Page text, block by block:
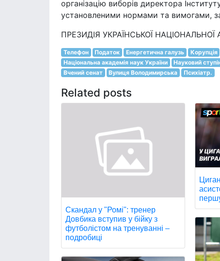
організацію виборів директора
установленими нормами та вимогами,
ПРЕЗИДІЯ УКРАЇНСЬКОЇ НАЦІОНАЛЬНОЇ
Телефон Податок Енергетична галузь Корупція
Національна академія наук України
Науковий
Вчений сенат
Вулиця Володимирська Психіатр.
Related posts
Скандал у "Ромі": тренер
Довбика вступив у бійку з
футболістом на тренуванні –
подробиці